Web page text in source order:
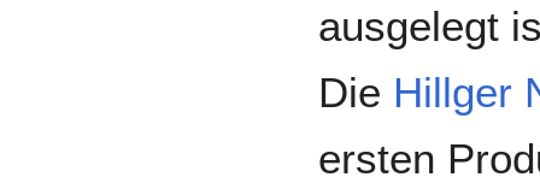
ausgelegt
Die Hillger
ersten